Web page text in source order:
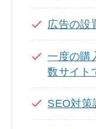
広告の設
一度の購
数サイト
SEO対策